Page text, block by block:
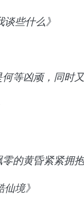
些什么》
等凶顽，同时
的黄昏紧紧拥抱
境》